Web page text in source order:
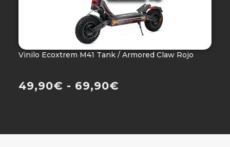
Vinilo Ecoxtrem M41 Tank / Armored Claw Rojo
49,90€ - 69,90€